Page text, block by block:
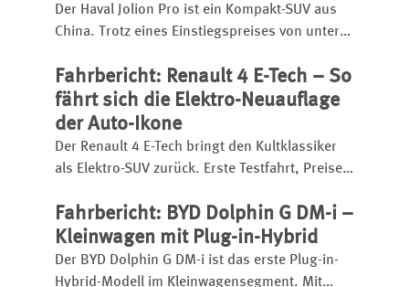
Der Haval Jolion Pro ist ein Kompakt-SUV aus
China. Trotz eines Einstiegspreises von unter
Ausstattung, einen kräftigen Turbobenziner
und eignet sich sogar für den
Anhängerbetrieb.
Fahrbericht: Renault 4 E-Tech – So
fährt sich die Elektro-Neuauflage
der Auto-Ikone
Der Renault 4 E-Tech bringt den Kultklassiker
als Elektro-SUV zurück. Erste Testfahrt, Preise,
Fahreindruck im Überblick.
Fahrbericht: BYD Dolphin G DM-i –
Kleinwagen mit Plug-in-Hybrid
Der BYD Dolphin G DM-i ist das erste Plug-in-
Hybrid-Modell im Kleinwagensegment. Mit